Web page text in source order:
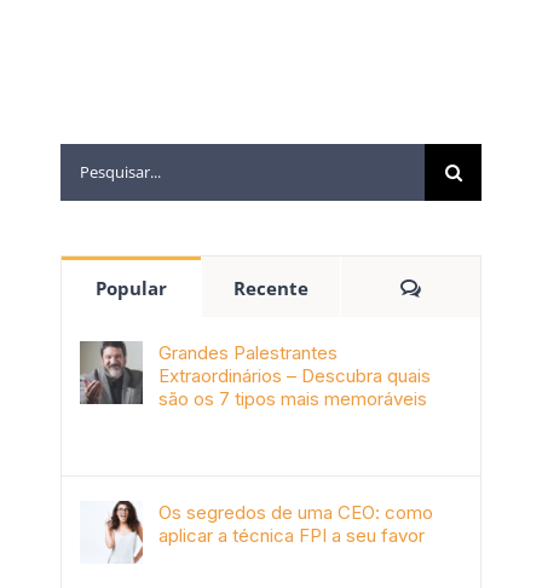
Popular Recente
Grandes Palestrantes
Extraordinários – Descubra quais
são os 7 tipos mais memoráveis
Os segredos de uma CEO: como
aplicar a técnica FPI a seu favor